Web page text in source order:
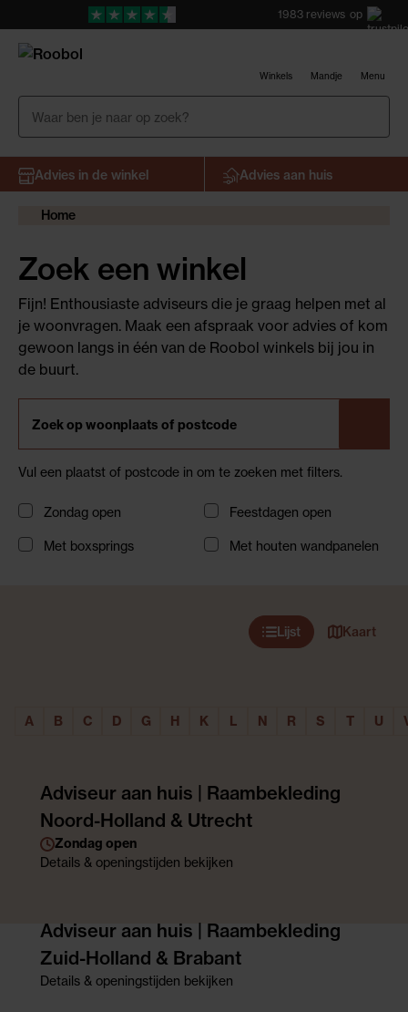
1983 reviews op
Winkels Mandje Menu
Advies in de winkel Advies aan huis
Home
Zoek een winkel
Fijn! Enthousiaste adviseurs die je graag helpen met al
je woonvragen. Maak een afspraak voor advies of kom
gewoon langs in één van de Roobol winkels bij jou in
de buurt.
Vul een plaatst of postcode in om te zoeken met filters.
Zondag open Feestdagen open
Met boxsprings Met houten wandpanelen
Lijst Kaart
A B C D G H K L N R S T U
Adviseur aan huis | Raambekleding
Noord-Holland & Utrecht
Zondag open
Details & openingstijden bekijken
Adviseur aan huis | Raambekleding
Zuid-Holland & Brabant
Details & openingstijden bekijken